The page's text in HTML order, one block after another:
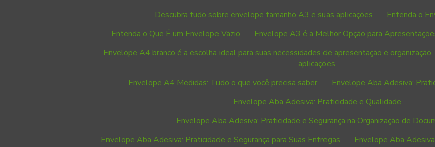
Descubra tudo sobre envelope tamanho A3 e suas aplicações
Entenda o
Entenda o Que É um Envelope Vazio
Envelope A3 é a Melhor Opção para
Envelope A4 branco é a escolha ideal para suas necessidades de apresentação e
aplicações.
Envelope A4 Medidas: Tudo o que você precisa saber
Envelope Aba Adesiva:
Envelope Aba Adesiva: Praticidade e Qualidade
Envelope Aba Adesiva: Praticidade e Segurança na Organização de
Envelope Aba Adesiva: Praticidade e Segurança para Suas Entregas
Envelope Aba